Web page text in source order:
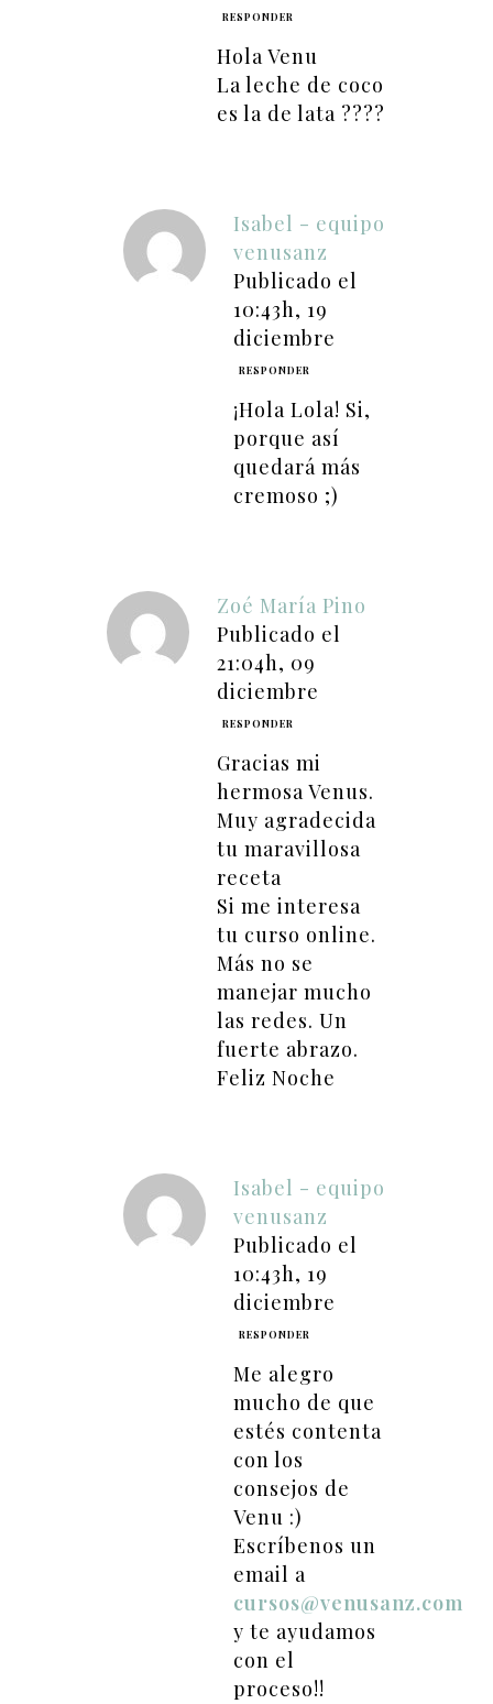
RESPONDER
Hola Venu
La leche de coco
es la de lata ????
Isabel - equipo
venusanz
Publicado el
10:43h, 19
diciembre
RESPONDER
¡Hola Lola! Si,
porque así
quedará más
cremoso ;)
Zoé María Pino
Publicado el
21:04h, 09
diciembre
RESPONDER
Gracias mi
hermosa Venus.
Muy agradecida
tu maravillosa
receta
Si me interesa
tu curso online.
Más no se
manejar mucho
las redes. Un
fuerte abrazo.
Feliz Noche
Isabel - equipo
venusanz
Publicado el
10:43h, 19
diciembre
RESPONDER
Me alegro
mucho de que
estés contenta
con los
consejos de
Venu :)
Escríbenos un
email a
cursos@venusanz.com
y te ayudamos
con el
proceso!!